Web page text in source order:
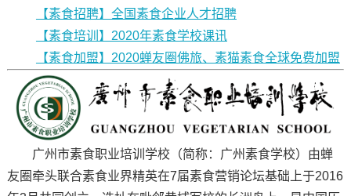
【素食招聘】全国素食企业人才招聘
【素食培训】2020年素食学校课讯
【素食加盟】2020蝉友圈佛旅、素猫素食全球免费加盟
广州市素食职业培训学校（简称：广州素食学校）由蝉
友圈牵头联合素食业界精英在7届素食营销论坛基础上于2016